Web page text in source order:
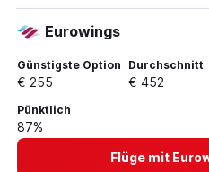
Flüge von Innsbruck nach
Flüge von Wien nach Assuan
Flüge von Klagenfurt nach
Flüge von Linz nach Kairo
Flüge von Klagenfurt nach
Flüge von Graz nach Sharm
Flüge von Linz nach Sharm
Eurowings
Günstigste Option
€ 255
Durchschnitt
€ 452
Pünktlich
87%
Flüge mit